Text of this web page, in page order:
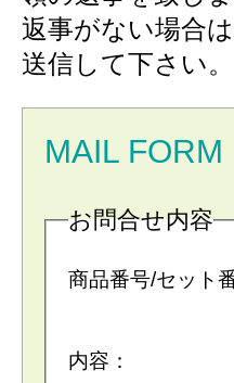
返事がない場合
送信して下さい。
MAIL FORM
お問合せ内容
商品番号/セット
内容：